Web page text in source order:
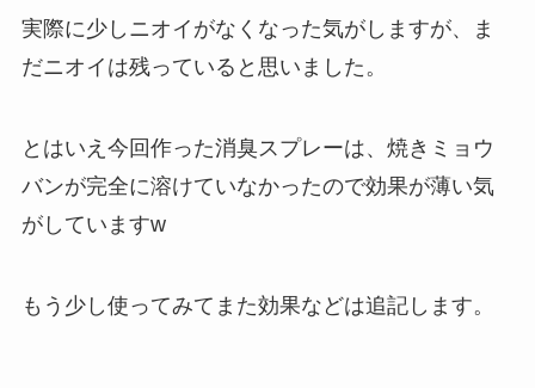
実際に少しニオイがなくなった気がしますが、ま
だニオイは残っていると思いました。
とはいえ今回作った消臭スプレーは、焼きミョウ
バンが完全に溶けていなかったので効果が薄い気
がしていますw
もう少し使ってみてまた効果などは追記します。